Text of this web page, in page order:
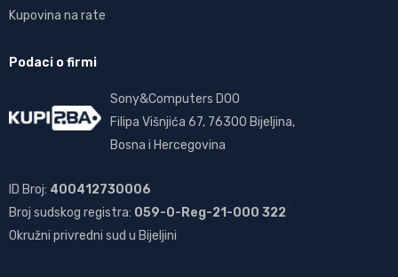
Kupovina na rate
Podaci o firmi
Sony&Computers DOO
Filipa Višnjića 67, 76300 Bijeljina,
Bosna i Hercegovina
ID Broj: 400412730006
Broj sudskog registra: 059-0-Reg-21-000 322
Okružni privredni sud u Bijeljini